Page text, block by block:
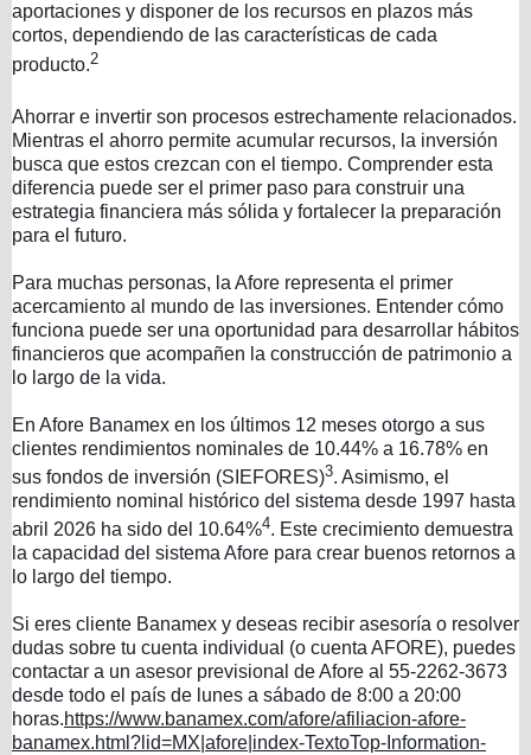
aportaciones y disponer de los recursos en plazos más
cortos, dependiendo de las características de cada
producto.2
Ahorrar e invertir son procesos estrechamente relacionados.
Mientras el ahorro permite acumular recursos, la inversión
busca que estos crezcan con el tiempo. Comprender esta
diferencia puede ser el primer paso para construir una
estrategia financiera más sólida y fortalecer la preparación
para el futuro.
Para muchas personas, la Afore representa el primer
acercamiento al mundo de las inversiones. Entender cómo
funciona puede ser una oportunidad para desarrollar hábitos
financieros que acompañen la construcción de patrimonio a
lo largo de la vida.
En Afore Banamex en los últimos 12 meses otorgo a sus
clientes rendimientos nominales de 10.44% a 16.78% en
sus fondos de inversión (SIEFORES)3. Asimismo, el
rendimiento nominal histórico del sistema desde 1997 hasta
abril 2026 ha sido del 10.64%4. Este crecimiento demuestra
la capacidad del sistema Afore para crear buenos retornos a
lo largo del tiempo.
Si eres cliente Banamex y deseas recibir asesoría o resolver
dudas sobre tu cuenta individual (o cuenta AFORE), puedes
contactar a un asesor previsional de Afore al 55-2262-3673
desde todo el país de lunes a sábado de 8:00 a 20:00
horas.https://www.banamex.com/afore/afiliacion-afore-
banamex.html?lid=MX|afore|index-TextoTop-Information-